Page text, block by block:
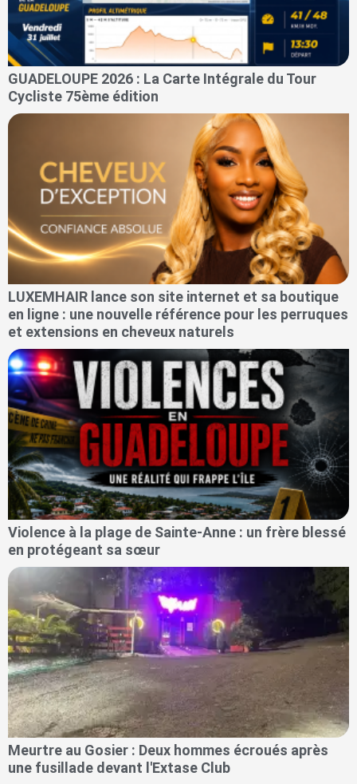
GUADELOUPE 2026 : La Carte Intégrale du Tour
Cycliste 75ème édition
LUXEMHAIR lance son site internet et sa boutique
en ligne : une nouvelle référence pour les perruques
et extensions en cheveux naturels
Violence à la plage de Sainte-Anne : un frère blessé
en protégeant sa sœur
Meurtre au Gosier : Deux hommes écroués après
une fusillade devant l'Extase Club